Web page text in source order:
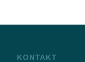
KONTAKT